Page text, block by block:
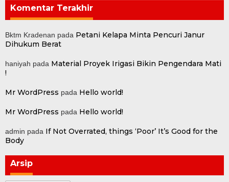
Komentar Terakhir
Bktm Kradenan pada Petani Kelapa Minta Pencuri Janur
Dihukum Berat
haniyah pada Material Proyek Irigasi Bikin Pengendara Mati
!
Mr WordPress pada Hello world!
Mr WordPress pada Hello world!
admin pada If Not Overrated, things ‘Poor’ It’s Good for the
Body
Arsip